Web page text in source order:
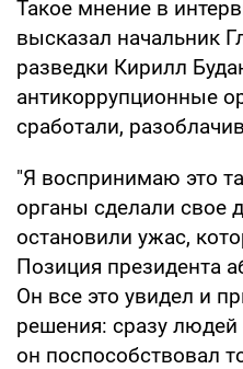
Такое мнение в
высказал начальник
разведки Кирилл
антикоррупционные
сработали,
"Я воспринимаю это
органы сделали свое
остановили ужас,
Позиция президента
Он все это увидел и
решения: сразу
он поспособствовал